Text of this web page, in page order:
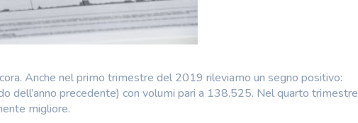
Anche nel primo trimestre del 2019 rileviamo un segno positivo:
dell’anno precedente) con volumi pari a 138.525. Nel quarto trimestre
migliore.